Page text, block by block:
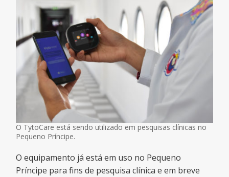
O TytoCare está sendo utilizado em pesquisas clínicas no
Pequeno Príncipe.
O equipamento já está em uso no Pequeno
Príncipe para fins de pesquisa clínica e em breve